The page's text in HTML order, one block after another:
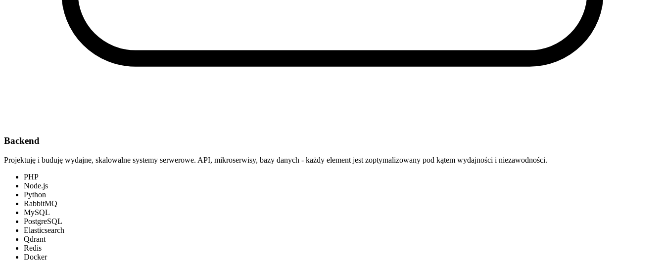
Backend
Projektuję i buduję wydajne, skalowalne systemy serwerowe. API, mikroserwisy, bazy danych - każdy element jest zoptymalizowany pod kątem wydajności i niezawodności.
PHP
Node.js
Python
RabbitMQ
MySQL
PostgreSQL
Elasticsearch
Qdrant
Redis
Docker